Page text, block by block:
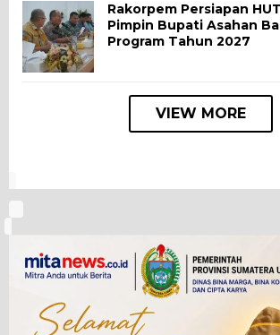
Rakorpem Persiapan
Pimpin Bupati Asahan
Program Tahun 2027
VIEW MORE